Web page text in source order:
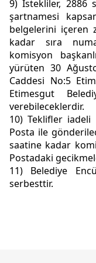
9) İstekliler, 2886
şartnamesi
belgelerini içeren
kadar sıra
komisyon
yürüten 30
Caddesi No:5
Etimesgut
verebileceklerdir.
10) Teklifler
Posta ile
saatine kadar
Postadaki
11) Belediye
serbesttir.